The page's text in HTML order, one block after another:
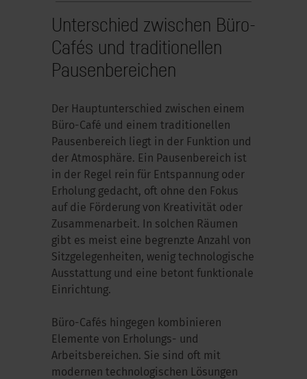
Unterschied zwischen Büro-
Cafés und traditionellen
Pausenbereichen
Der Hauptunterschied zwischen einem
Büro-Café und einem traditionellen
Pausenbereich liegt in der Funktion und
der Atmosphäre. Ein Pausenbereich ist
in der Regel rein für Entspannung oder
Erholung gedacht, oft ohne den Fokus
auf die Förderung von Kreativität oder
Zusammenarbeit. In solchen Räumen
gibt es meist eine begrenzte Anzahl von
Sitzgelegenheiten, wenig technologische
Ausstattung und eine betont funktionale
Einrichtung.
Büro-Cafés hingegen kombinieren
Elemente von Erholungs- und
Arbeitsbereichen. Sie sind oft mit
modernen technologischen Lösungen